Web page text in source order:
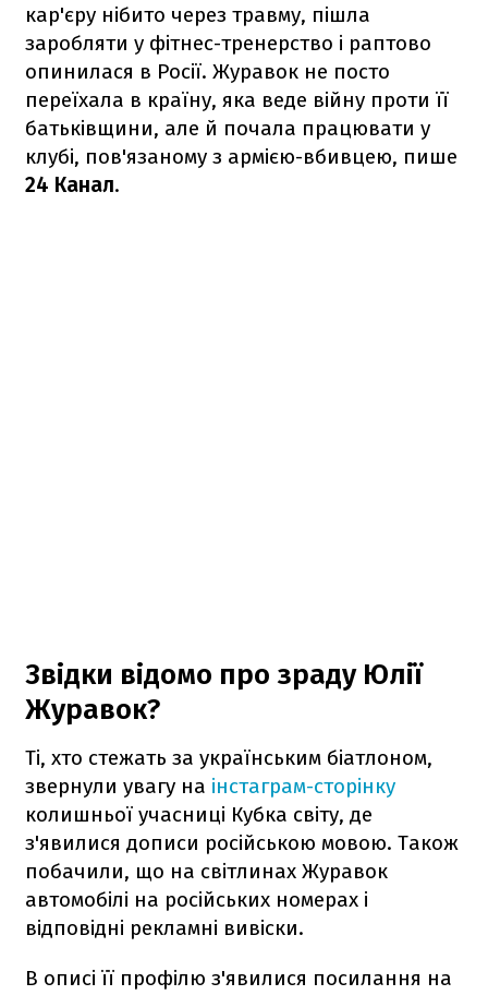
кар'єру нібито через травму, пішла
заробляти у фітнес-тренерство і раптово
опинилася в Росії. Журавок не посто
переїхала в країну, яка веде війну проти її
батьківщини, але й почала працювати у
клубі, пов'язаному з армією-вбивцею, пише
24 Канал.
Звідки відомо про зраду Юлії
Журавок?
Ті, хто стежать за українським біатлоном,
звернули увагу на інстаграм-сторінку
колишньої учасниці Кубка світу, де
з'явилися дописи російською мовою. Також
побачили, що на світлинах Журавок
автомобілі на російських номерах і
відповідні рекламні вивіски.
В описі її профілю з'явилися посилання на